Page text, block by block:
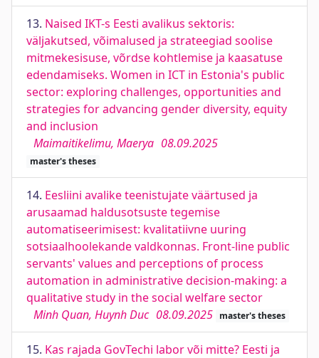
13. Naised IKT-s Eesti avalikus sektoris:
väljakutsed, võimalused ja strateegiad soolise
mitmekesisuse, võrdse kohtlemise ja kaasatuse
edendamiseks. Women in ICT in Estonia's public
sector: exploring challenges, opportunities and
strategies for advancing gender diversity, equity
and inclusion
Maimaitikelimu, Maerya 08.09.2025
master's theses
14. Eesliini avalike teenistujate väärtused ja
arusaamad haldusotsuste tegemise
automatiseerimisest: kvalitatiivne uuring
sotsiaalhoolekande valdkonnas. Front-line public
servants' values and perceptions of process
automation in administrative decision-making: a
qualitative study in the social welfare sector
Minh Quan, Huynh Duc 08.09.2025 master's theses
15. Kas rajada GovTechi labor või mitte? Eesti ja